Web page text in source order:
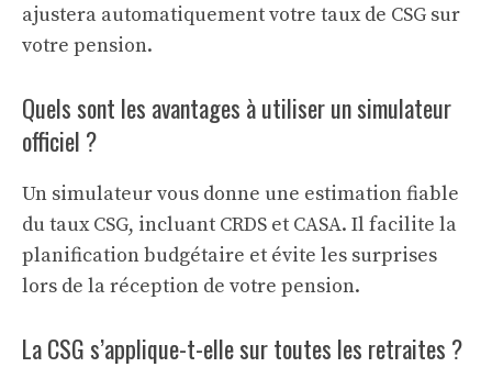
ajustera automatiquement votre taux de CSG sur
votre pension.
Quels sont les avantages à utiliser un simulateur
officiel ?
Un simulateur vous donne une estimation fiable
du taux CSG, incluant CRDS et CASA. Il facilite la
planification budgétaire et évite les surprises
lors de la réception de votre pension.
La CSG s’applique-t-elle sur toutes les retraites ?